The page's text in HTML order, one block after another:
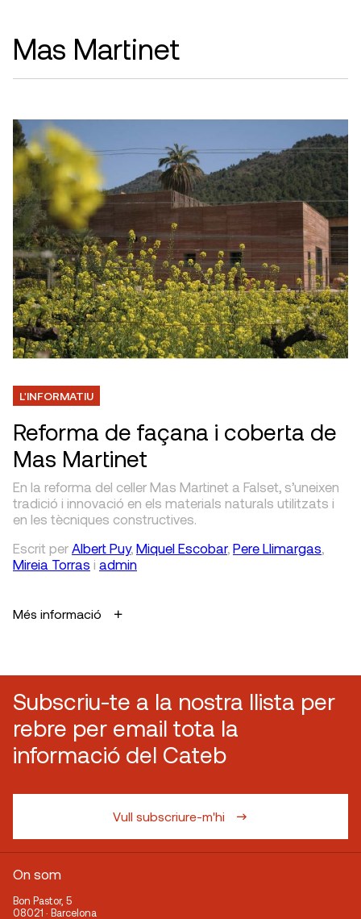
Mas Martinet
L'INFORMATIU
Reforma de façana i coberta de
Mas Martinet
En la reforma del celler Mas Martinet a Falset, s’uneixen
tradició i innovació en els materials naturals utilitzats i
en les tècniques constructives.
Escrit per Albert Puy, Miquel Escobar, Pere Llimargas,
Mireia Torras i admin
Més informació
Subscriu-te a la nostra llista per
rebre per email tota la
informació del Cateb
Vull subscriure-m'hi
On som
Bon Pastor, 5
08021 · Barcelona